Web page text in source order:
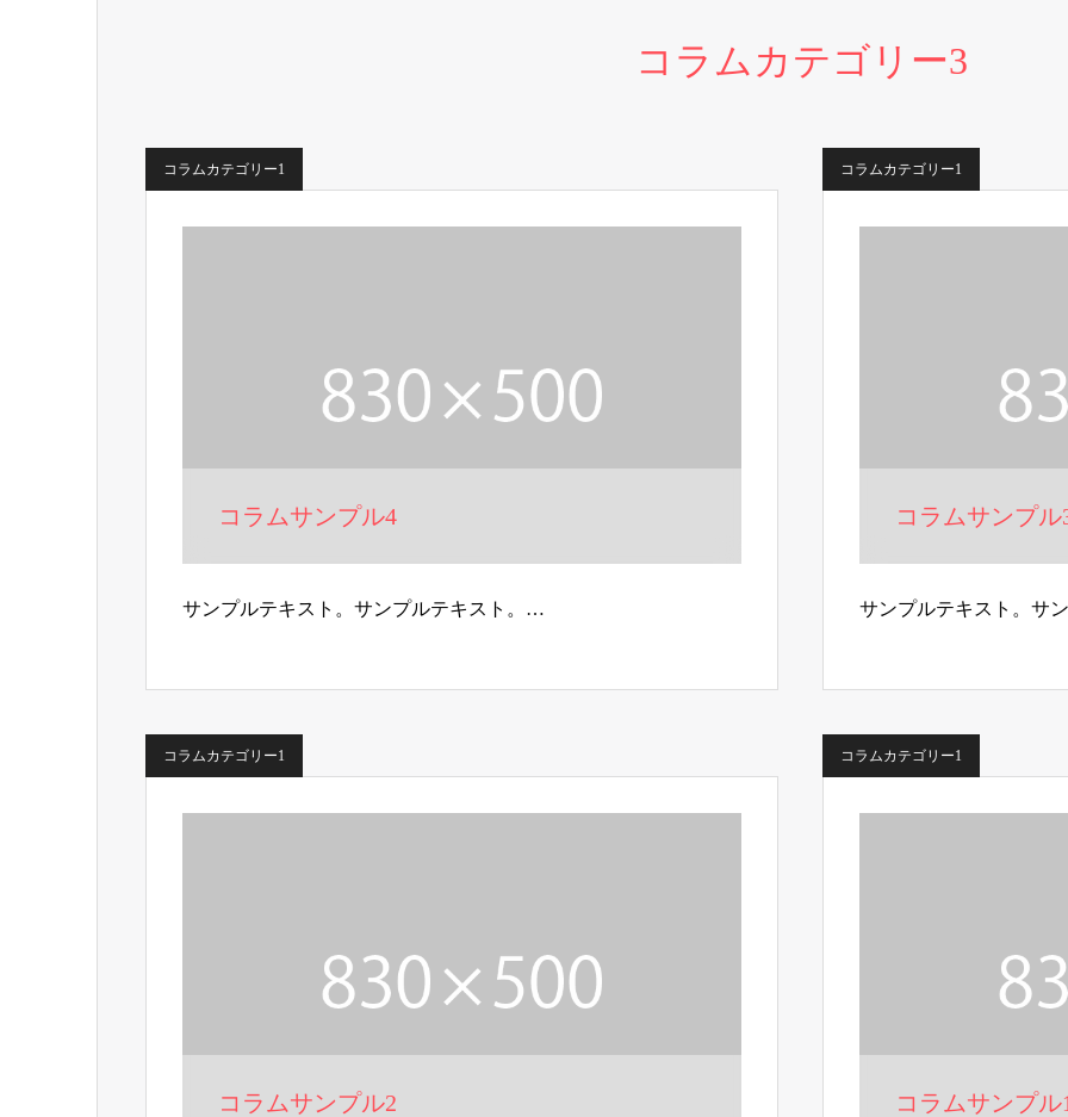
コラムカテゴリー3
コラムカテゴリー1
コラムサンプル4
サンプルテキスト。サンプルテキスト。…
コラムカテゴリー1
コラムサンプル
サンプルテキスト。サ
コラムカテゴリー1
コラムサンプル2
コラムカテゴリー1
コラムサンプル